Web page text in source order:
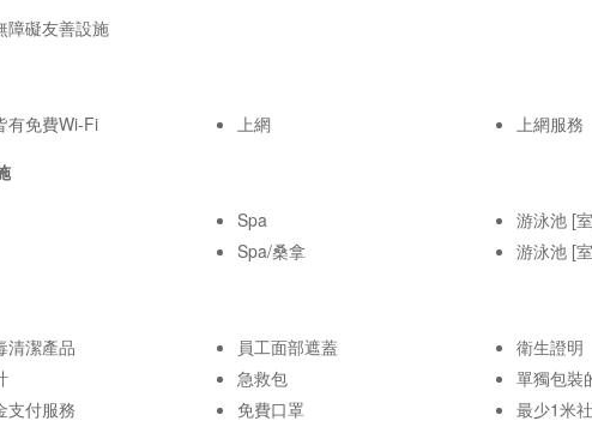
障礙友善設施
有免費Wi-Fi
上網 上網服務
Spa
Spa/桑拿
游泳池 [
游泳池 [
清潔產品
支付服務
員工面部遮蓋
急救包
免費口罩
衛生證明
單獨包裝
最少1米